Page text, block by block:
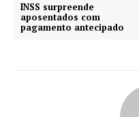
INSS surpreende
aposentados com
pagamento antecipado